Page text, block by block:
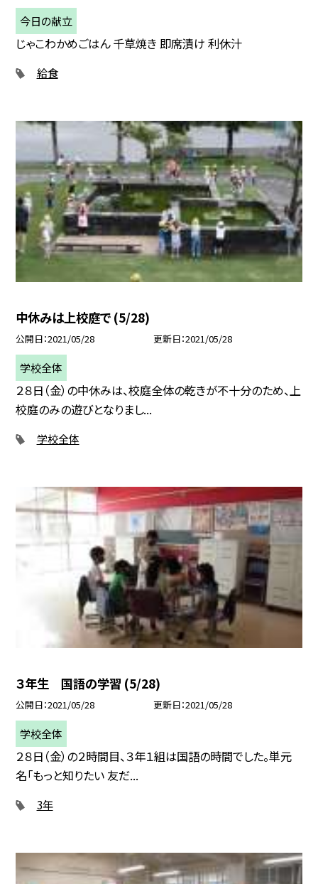
今日の献立
じゃこわかめごはん 千草焼き 即席漬け 利休汁
給食
中休みは上校庭で (5/28)
公開日 2021/05/28 更新日 2021/05/28
学校全体
２８日（金）の中休みは、校庭全体の乾きが不十分のため、上
校庭のみの遊びとなりまし...
学校全体
３年生 国語の学習 (5/28)
公開日 2021/05/28 更新日 2021/05/28
学校全体
２８日（金）の２時間目、３年１組は国語の時間でした。単元
名「もっと知りたい 友だ...
3年